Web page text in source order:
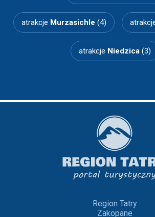
atrakcje Murzasichle (4)
atrakcje Niedzica(3)
Region Tatry
Zakopane